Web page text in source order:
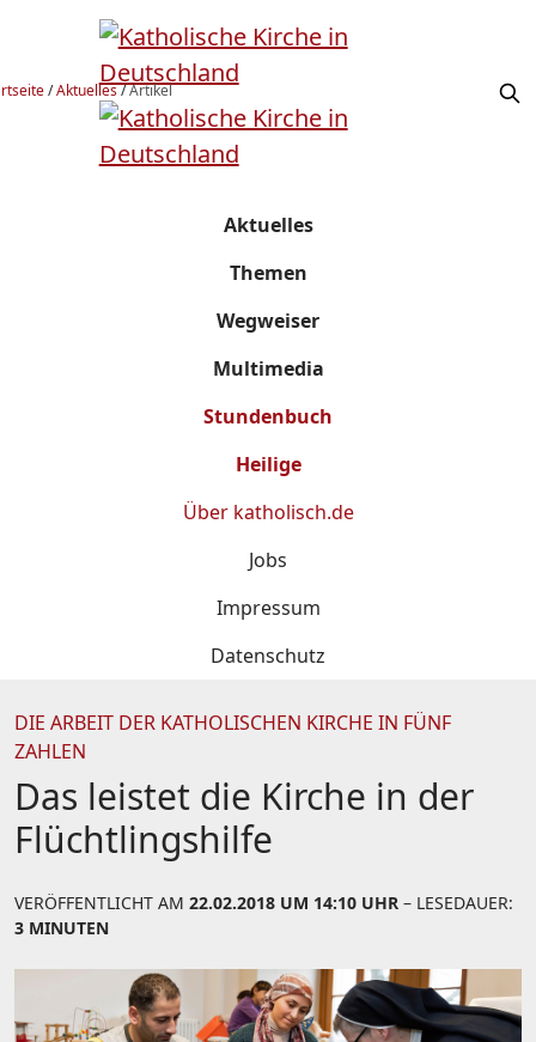
/Aktuelles/Artikel
Aktuelles
Themen
Wegweiser
Multimedia
Stundenbuch
Heilige
Über katholisch.de
Jobs
Impressum
Datenschutz
DIE ARBEIT DER KATHOLISCHEN KIRCHE IN FÜNF
ZAHLEN
Das leistet die Kirche in der
Flüchtlingshilfe
VERÖFFENTLICHT AM 22.02.2018 UM 14:10 UHR – LESEDAUER:
3 MINUTEN